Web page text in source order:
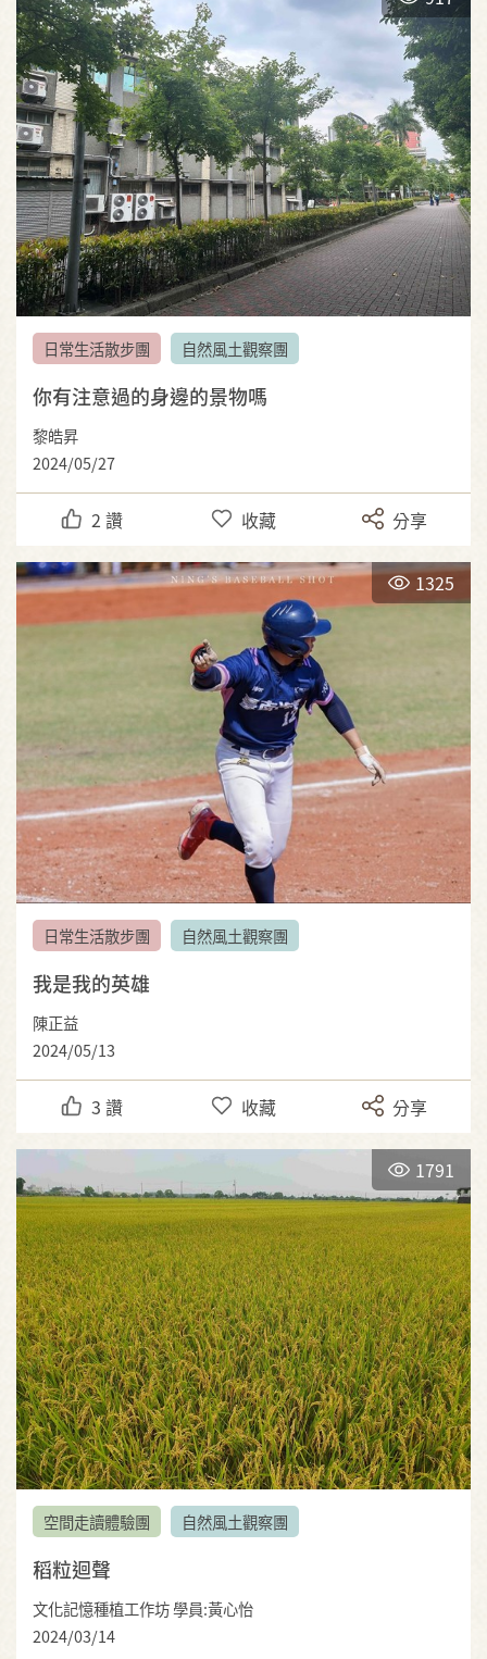
日常生活散步團 自然風土觀察團
你有注意過的身邊的景物嗎
黎皓昇
2024/05/27
2 讚 收藏 分享
1325
日常生活散步團 自然風土觀察團
我是我的英雄
陳正益
2024/05/13
3 讚 收藏 分享
1791
空間走讀體驗團 自然風土觀察團
稻粒迴聲
文化記憶種植工作坊 學員:黃心怡
2024/03/14